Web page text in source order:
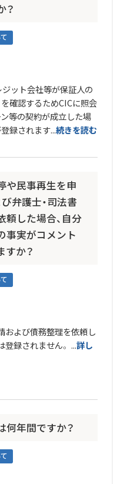
？
ット会社等が保証人の
を確認するためCICに照会
等の契約が成立した場
録されます...続きを読む
や民事再生を申
弁護士・司法書
頼した場合、自分
事実がコメント
すか？
および債務整理を依頼し
録されません。 ...詳し
何年間ですか？